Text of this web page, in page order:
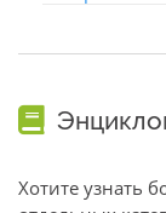
Хотите узнать